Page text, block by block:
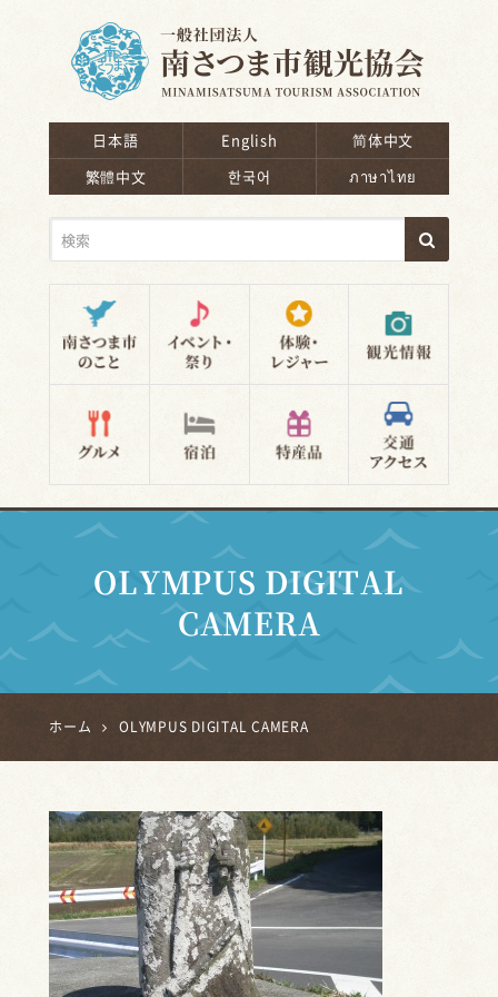
日本語 English
简体中文
繁體中文
한국어 ภาษาไทย
OLYMPUS DIGITAL
CAMERA
ホーム OLYMPUS DIGITAL CAMERA